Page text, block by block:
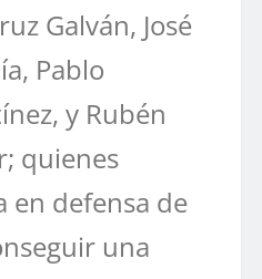
Galván, José
Pablo
y Rubén
quienes
en defensa de
una